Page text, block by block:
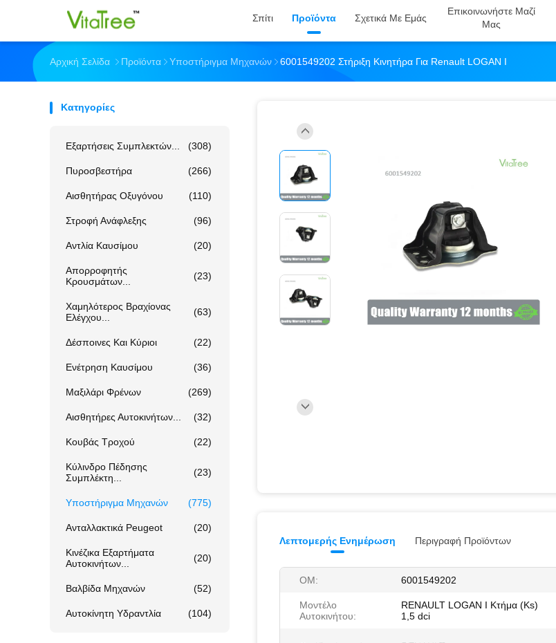
Σπίτι Προϊόντα Σχετικά Με Εμάς
Επικοινωνήστε Μαζί
Μας
Αρχική Σελίδα Προϊόντα Υποστήριγμα Μηχανών 6001549202 Στήριξη Κινητήρα Για Renault LOGAN I
Κατηγορίες
Εξαρτήσεις Συμπλεκτών... (308)
Πυροσβεστήρα (266)
Αισθητήρας Οξυγόνου (110)
Στροφή Ανάφλεξης (96)
Αντλία Καυσίμου (20)
Απορροφητής
Κρουσμάτων...
(23)
Χαμηλότερος Βραχίονας
Ελέγχου...
(63)
Δέσποινες Και Κύριοι (22)
Ενέτρηση Καυσίμου (36)
Μαξιλάρι Φρένων (269)
Αισθητήρες Αυτοκινήτων... (32)
Κουβάς Τροχού (22)
Κύλινδρο Πέδησης
Συμπλέκτη...
(23)
Υποστήριγμα Μηχανών (775)
Ανταλλακτικά Peugeot (20)
Κινέζικα Εξαρτήματα
Αυτοκινήτων...
(20)
Βαλβίδα Μηχανών (52)
Αυτοκίνητη Υδραντλία (104)
Λεπτομερής Ενημέρωση Περιγραφή Προϊόντων
ΟΜ: 6001549202
Μοντέλο
Αυτοκινήτου:
RENAULT LOGAN Ι Κτήμα (Ks)
1,5 dci